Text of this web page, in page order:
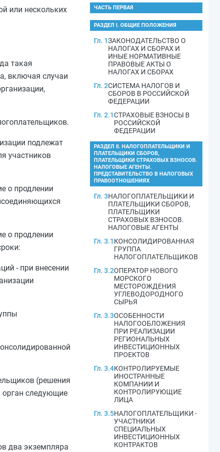
или нескольких
такая
включая случаи
подлежат
участников
о продлении
о продлении
- при внесении
(решения
орган следующие
два экземпляра
ЧАСТЬ ПЕРВАЯ
РАЗДЕЛ I. ОБЩИЕ ПОЛОЖЕНИЯ
Гл. 1ЗАКОНОДАТЕЛЬСТВО О
НАЛОГАХ И СБОРАХ И
ИНЫЕ НОРМАТИВНЫЕ
ПРАВОВЫЕ АКТЫ О
НАЛОГАХ И СБОРАХ
Гл. 2СИСТЕМА НАЛОГОВ И
СБОРОВ В РОССИЙСКОЙ
ФЕДЕРАЦИИ
Гл. 2.1СТРАХОВЫЕ ВЗНОСЫ В
РОССИЙСКОЙ
ФЕДЕРАЦИИ
РАЗДЕЛ II. НАЛОГОПЛАТЕЛЬЩИКИ И
ПЛАТЕЛЬЩИКИ СБОРОВ,
ПЛАТЕЛЬЩИКИ СТРАХОВЫХ ВЗНОСОВ.
НАЛОГОВЫЕ АГЕНТЫ.
ПРЕДСТАВИТЕЛЬСТВО В НАЛОГОВЫХ
ПРАВООТНОШЕНИЯХ
Гл. 3НАЛОГОПЛАТЕЛЬЩИКИ И
ПЛАТЕЛЬЩИКИ СБОРОВ,
ПЛАТЕЛЬЩИКИ
СТРАХОВЫХ ВЗНОСОВ.
НАЛОГОВЫЕ АГЕНТЫ
Гл. 3.1КОНСОЛИДИРОВАННАЯ
ГРУППА
НАЛОГОПЛАТЕЛЬЩИКОВ
Гл. 3.2ОПЕРАТОР НОВОГО
МОРСКОГО
МЕСТОРОЖДЕНИЯ
УГЛЕВОДОРОДНОГО
СЫРЬЯ
Гл. 3.3ОСОБЕННОСТИ
НАЛОГООБЛОЖЕНИЯ
ПРИ РЕАЛИЗАЦИИ
РЕГИОНАЛЬНЫХ
ИНВЕСТИЦИОННЫХ
ПРОЕКТОВ
Гл. 3.4КОНТРОЛИРУЕМЫЕ
ИНОСТРАННЫЕ
КОМПАНИИ И
КОНТРОЛИРУЮЩИЕ
ЛИЦА
Гл. 3.5НАЛОГОПЛАТЕЛЬЩИКИ -
УЧАСТНИКИ
СПЕЦИАЛЬНЫХ
ИНВЕСТИЦИОННЫХ
КОНТРАКТОВ